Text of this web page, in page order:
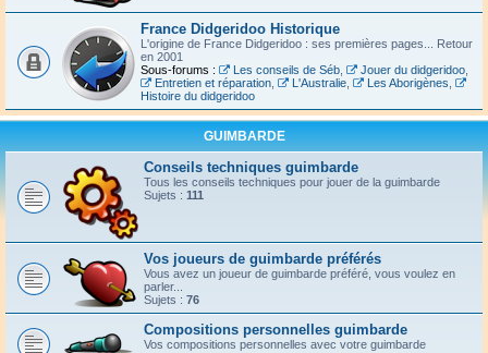
France Didgeridoo Historique
L'origine de France Didgeridoo : ses premières pages... Retour
en 2001
Sous-forums :
Les conseils de Séb, Jouer du didgeridoo,
Entretien et réparation, L'Australie, Les Aborigènes
Histoire du didgeridoo
GUIMBARDE
Conseils techniques guimbarde
Tous les conseils techniques pour jouer de la guimbarde
Sujets : 111
Vos joueurs de guimbarde préférés
Vous avez un joueur de guimbarde préféré, vous voulez en
parler...
Sujets : 76
Compositions personnelles guimbarde
Vos compositions personnelles avec votre guimbarde